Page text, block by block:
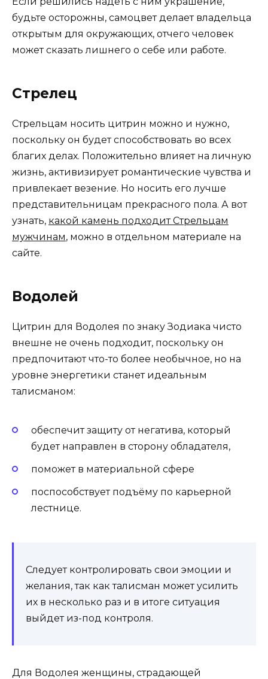
будьте осторожны, самоцвет делает владельца
открытым для окружающих, отчего человек
может сказать лишнего о себе или работе.
Стрелец
Стрельцам носить цитрин можно и нужно,
поскольку он будет способствовать во всех
благих делах. Положительно влияет на личную
жизнь, активизирует романтические чувства и
привлекает везение. Но носить его лучше
представительницам прекрасного пола. А вот
узнать, какой камень подходит Стрельцам
мужчинам, можно в отдельном материале на
сайте.
Водолей
Цитрин для Водолея по знаку Зодиака чисто
внешне не очень подходит, поскольку он
предпочитают что-то более необычное, но на
уровне энергетики станет идеальным
талисманом:
обеспечит защиту от негатива, который
будет направлен в сторону обладателя,
поможет в материальной сфере
поспособствует подъёму по карьерной
лестнице.
Следует контролировать свои эмоции и
желания, так как талисман может усилить
их в несколько раз и в итоге ситуация
выйдет из-под контроля.
Для Водолея женщины, страдающей